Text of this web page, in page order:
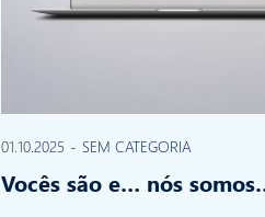
01.10.2025 - SEM CATEGORIA
Vocês são e… nós